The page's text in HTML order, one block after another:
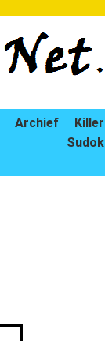
Archief
Killer